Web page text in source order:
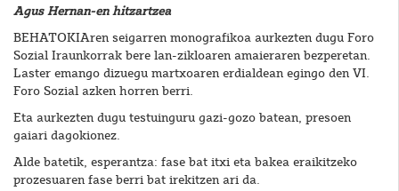
Agus Hernan-en hitzartzea
BEHATOKIAren seigarren monografikoa aurkezten dugu Foro
Sozial Iraunkorrak bere lan-zikloaren amaieraren bezperetan.
Laster emango dizuegu martxoaren erdialdean egingo den VI.
Foro Sozial azken horren berri.
Eta aurkezten dugu testuinguru gazi-gozo batean, presoen
gaiari dagokionez.
Alde batetik, esperantza: fase bat itxi eta bakea eraikitzeko
prozesuaren fase berri bat irekitzen ari da.